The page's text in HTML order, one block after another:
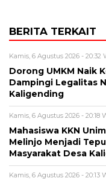
BERITA TERKAIT
Kamis, 6 Agustus 2026 - 20:32
Dorong UMKM Naik
Dampingi Legalitas
Kaligending
Kamis, 6 Agustus 2026 - 20:18
Mahasiswa KKN
Melinjo Menjadi
Masyarakat Desa
Kamis, 6 Agustus 2026 - 20:13